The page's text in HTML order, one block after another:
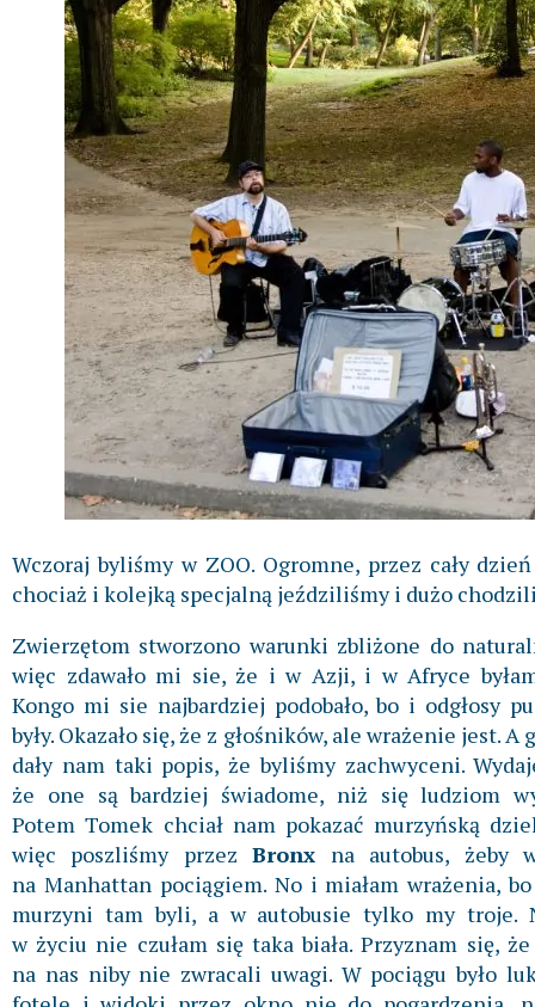
Wczoraj byliśmy w ZOO. Ogromne, przez cały
chociaż i kolejką specjalną jeździliśmy i dużo
Zwierzętom stworzono warunki zbliżone do
więc zdawało mi sie, że i w Azji, i w Afryce
Kongo mi sie najbardziej podobało, bo i odgłosy
były. Okazało się, że z głośników, ale wrażenie jest. A
dały nam taki popis, że byliśmy zachwyceni.
że one są bardziej świadome, niż się ludziom
Potem Tomek chciał nam pokazać murzyńską
więc poszliśmy przez Bronx na autobus, żeby
na Manhattan pociągiem. No i miałam wrażenia,
murzyni tam byli, a w autobusie tylko my troje.
w życiu nie czułam się taka biała. Przyznam się,
na nas niby nie zwracali uwagi. W pociągu było